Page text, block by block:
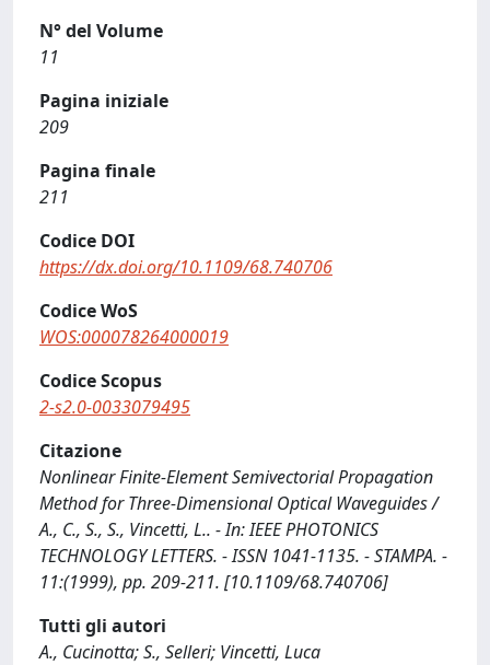
N° del Volume
11
Pagina iniziale
209
Pagina finale
211
Codice DOI
https://dx.doi.org/10.1109/68.740706
Codice WoS
WOS:000078264000019
Codice Scopus
2-s2.0-0033079495
Citazione
Nonlinear Finite-Element Semivectorial Propagation
Method for Three-Dimensional Optical Waveguides /
A., C., S., S., Vincetti, L.. - In: IEEE PHOTONICS
TECHNOLOGY LETTERS. - ISSN 1041-1135. - STAMPA. -
11:(1999), pp. 209-211. [10.1109/68.740706]
Tutti gli autori
A., Cucinotta; S., Selleri; Vincetti, Luca